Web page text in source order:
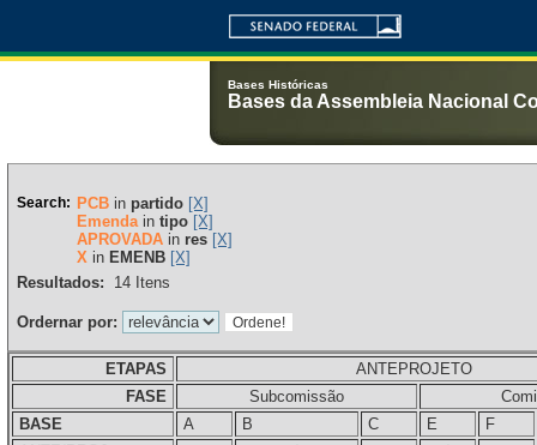
Bases Históricas
Bases da Assembleia Nacional
Search: PCBin partido [X]
Emendain tipo [X]
APROVADAin res [X]
Xin EMENB [X]
Resultados:
14Itens
Ordernar por:
ETAPAS
ANTEPROJETO
FASE
Subcomissão
BASE
A B C E
F